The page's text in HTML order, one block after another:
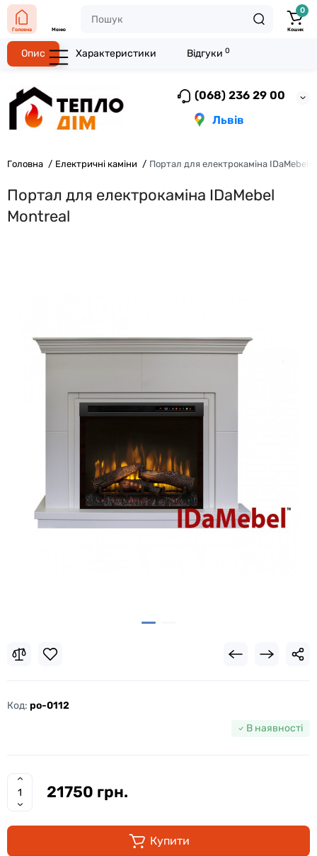
(068) 236 29 00
Львів
Головна Меню
0
Кошик
Головна Електричні каміни Портал для електрокаміна IDaMebel
Портал для електрокаміна IDaMebel
Montreal
Код: po-0112
В наявності
21750 грн.
Купити
Опис Характеристики Відгуки 0